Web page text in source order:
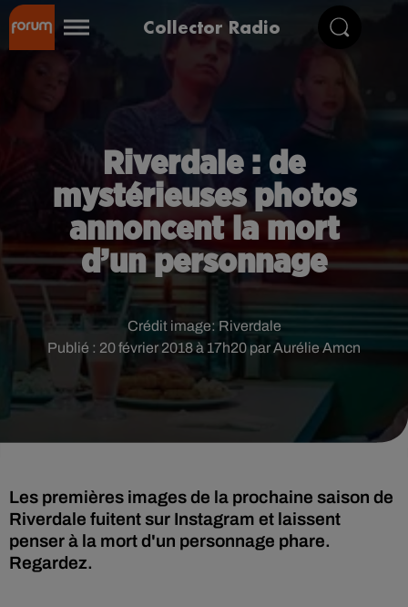
Collector Radio
Riverdale : de
mystérieuses photos
annoncent la mort
d’un personnage
Publié : 20 février 2018 à 17h20 par Aurélie Amcn
Crédit image: Riverdale
Les premières images de la prochaine saison de
Riverdale fuitent sur Instagram et laissent
penser à la mort d'un personnage phare.
Regardez.